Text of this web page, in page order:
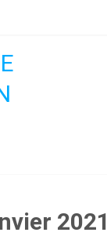
2021